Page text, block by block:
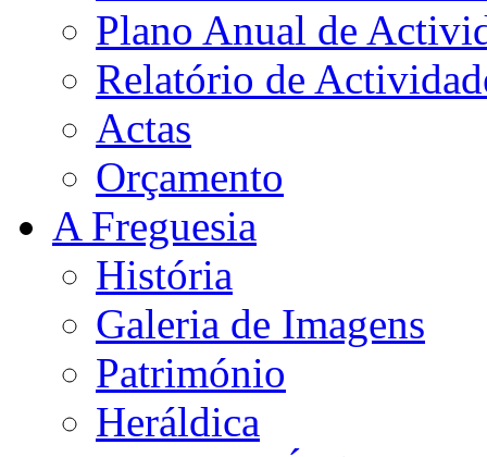
Plano Anual de
Relatório de
Actas
Orçamento
A Freguesia
História
Galeria de Imagens
Património
Heráldica